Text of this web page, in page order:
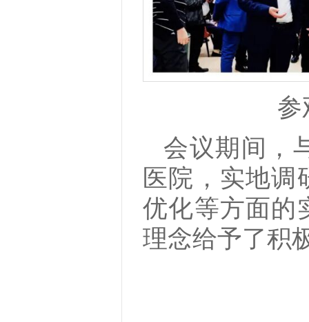
参
会议期间，
医院，实地调
优化等方面的
理念给予了积